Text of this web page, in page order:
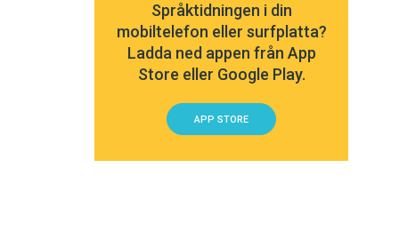
Språktidningen i din
mobiltelefon eller surfplatta?
Ladda ned appen från App
Store eller Google Play.
APP STORE